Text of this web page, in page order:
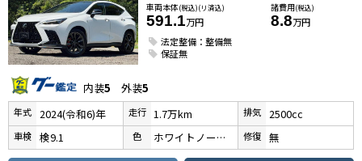
車両本体(税込)(リ済込)
591.1万円
諸費用(税込)
8.8万円
法定整備：整備無
保証無
内装5 外装5
年式 2024(令和6)年 走行 1.7万km 排気 2500cc
車検 検9.1 色 ホワイトノーヴァガラスフレーク 修復 無